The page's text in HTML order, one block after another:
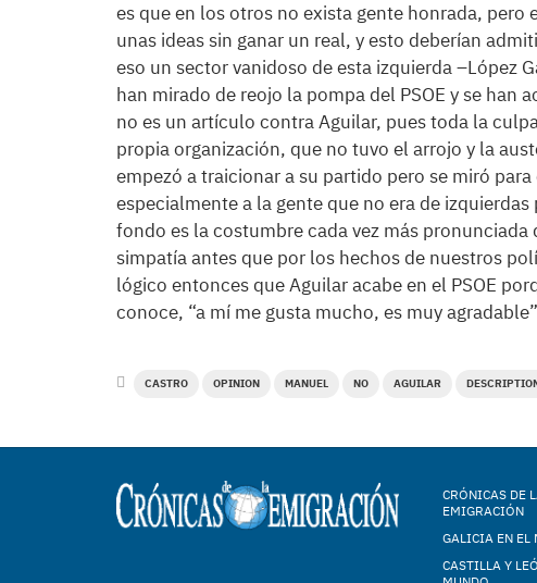
es que en los otros no exista gente honrada, pero
unas ideas sin ganar un real, y esto deberían
eso un sector vanidoso de esta izquierda –López
han mirado de reojo la pompa del PSOE y se han
no es un artículo contra Aguilar, pues toda la
propia organización, que no tuvo el arrojo y la
empezó a traicionar a su partido pero se miró
especialmente a la gente que no era de
fondo es la costumbre cada vez más
simpatía antes que por los hechos de nuestros
lógico entonces que Aguilar acabe en el PSOE
conoce, “a mí me gusta mucho, es muy
CASTRO OPINION MANUEL NO AGUILAR
CRÓNICAS DE
EMIGRACIÓN
GALICIA EN EL
CASTILLA Y